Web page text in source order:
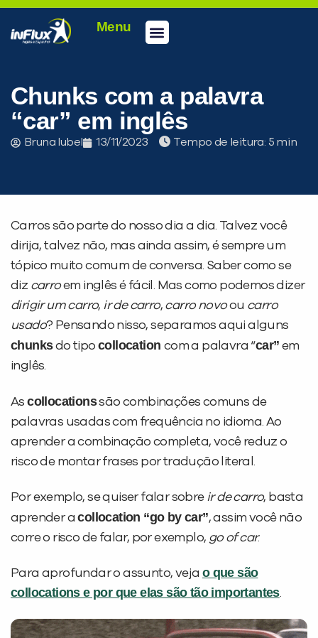
Menu
Chunks com a palavra
“car” em inglês
Bruna Iubel 13/11/2023 Tempo de leitura:
Carros são parte do nosso dia a dia. Talvez você
dirija, talvez não, mas ainda assim, é sempre um
tópico muito comum de conversa. Saber como se
diz carroem inglês é fácil. Mas como podemos dizer
dirigir um carro, ir de carro, carro novoou carro
usado? Pensando nisso, separamos aqui alguns
chunksdo tipocollocation com a palavra “car” em
inglês.
Ascollocationssão combinações comuns de
palavras usadas com frequência no idioma. Ao
aprender a combinação completa, você reduz o
risco de montar frases por tradução literal.
Por exemplo, se quiser falar sobre ir de carro, basta
aprender acollocation “go by car”, assim você não
corre o risco de falar, por exemplo, go of car.
Para aprofundar o assunto, veja o que são
collocations e por que elas são tão importantes.
PEÇA UMA DEMONSTRAÇÃO DE MÉTODO